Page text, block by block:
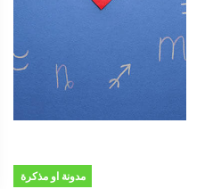
مدونة او مذكرة